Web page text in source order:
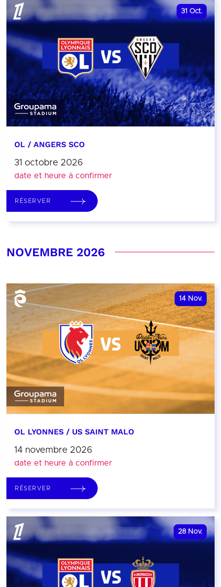
31 Oct.
OL / ANGERS SCO
31 octobre 2026
date et heure à confirmer
RÉSERVER
NOVEMBRE 2026
14 Nov.
OL LYONNES / US SAINT MALO
14 novembre 2026
date et heure à confirmer
RÉSERVER
28 Nov.